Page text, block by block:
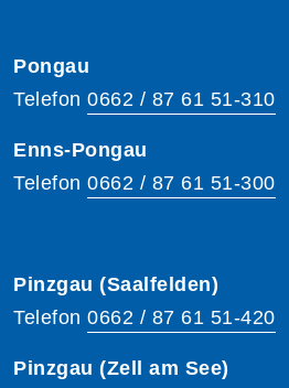
Pongau
Telefon 0662 / 87 61 51-310
Enns-Pongau
Telefon 0662 / 87 61 51-300
Pinzgau (Saalfelden)
Telefon 0662 / 87 61 51-420
Pinzgau (Zell am See)